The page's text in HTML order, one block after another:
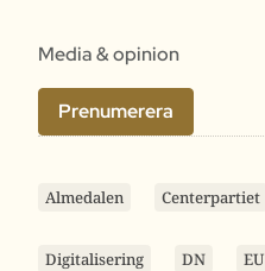
Media & opinion
Prenumerera
Almedalen Centerpartiet
Digitalisering DN EU